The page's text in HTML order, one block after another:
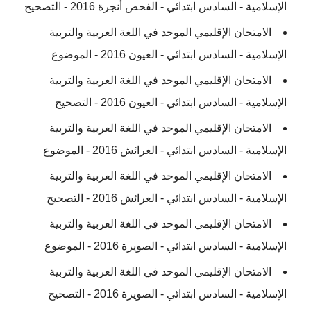
الإسلامية - السادس ابتدائي - الفحص أنجرة 2016 - التصحيح
الامتحان الإقليمي الموحد في اللغة العربية والتربية
الإسلامية - السادس ابتدائي - العيون 2016 - الموضوع
الامتحان الإقليمي الموحد في اللغة العربية والتربية
الإسلامية - السادس ابتدائي - العيون 2016 - التصحيح
الامتحان الإقليمي الموحد في اللغة العربية والتربية
الإسلامية - السادس ابتدائي - العرائش 2016 - الموضوع
الامتحان الإقليمي الموحد في اللغة العربية والتربية
الإسلامية - السادس ابتدائي - العرائش 2016 - التصحيح
الامتحان الإقليمي الموحد في اللغة العربية والتربية
الإسلامية - السادس ابتدائي - الصويرة 2016 - الموضوع
الامتحان الإقليمي الموحد في اللغة العربية والتربية
الإسلامية - السادس ابتدائي - الصويرة 2016 - التصحيح